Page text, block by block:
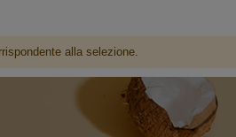
alla selezione.